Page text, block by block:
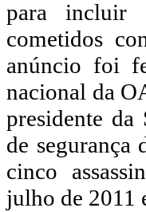
para incluir
cometidos
anúncio foi
nacional da
presidente da
de segurança
cinco
julho de 2011